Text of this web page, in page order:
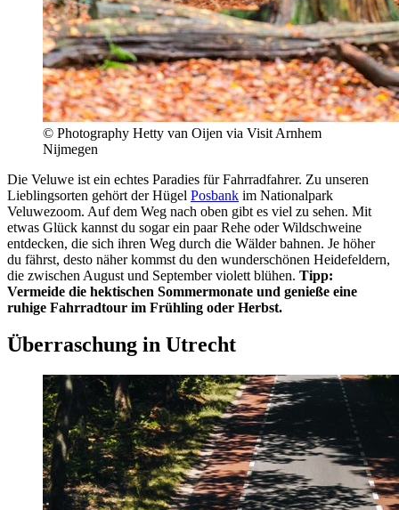
© Photography Hetty van Oijen via Visit Arnhem
Nijmegen
Die Veluwe ist ein echtes Paradies für Fahrradfahrer. Zu unseren
Lieblingsorten gehört der Hügel Posbank im Nationalpark
Veluwezoom. Auf dem Weg nach oben gibt es viel zu sehen. Mit
etwas Glück kannst du sogar ein paar Rehe oder Wildschweine
entdecken, die sich ihren Weg durch die Wälder bahnen. Je höher
du fährst, desto näher kommst du den wunderschönen Heidefeldern,
die zwischen August und September violett blühen. Tipp:
Vermeide die hektischen Sommermonate und genieße eine
ruhige Fahrradtour im Frühling oder Herbst.
Überraschung in Utrecht